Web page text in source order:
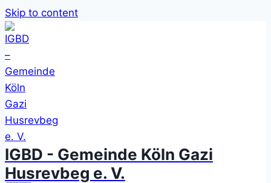
Skip to content
IGBD - Gemeinde Köln Gazi
Husrevbeg e. V.